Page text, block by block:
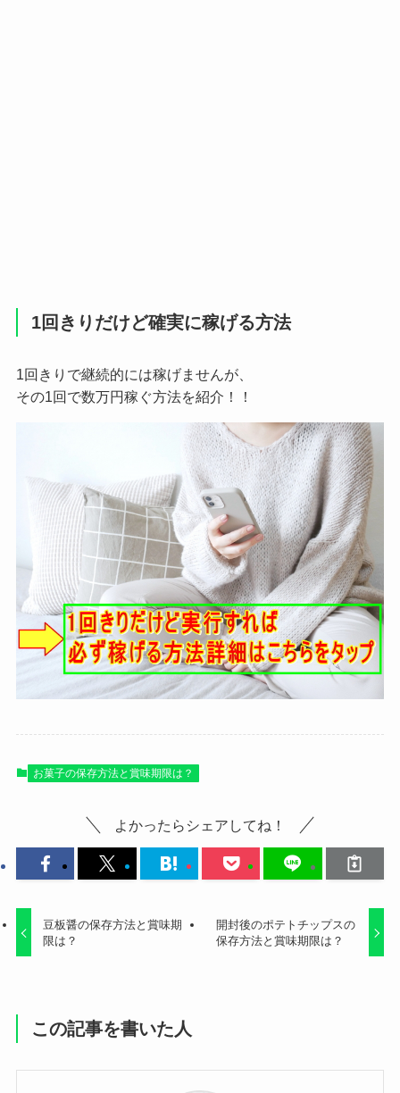
1回きりだけど確実に稼げる方法
1回きりで継続的には稼げませんが、
その1回で数万円稼ぐ方法を紹介！！
お菓子の保存方法と賞味期限は？
よかったらシェアしてね！
豆板醤の保存方法と賞味期
限は？
開封後のポテトチップスの
保存方法と賞味期限は？
この記事を書いた人